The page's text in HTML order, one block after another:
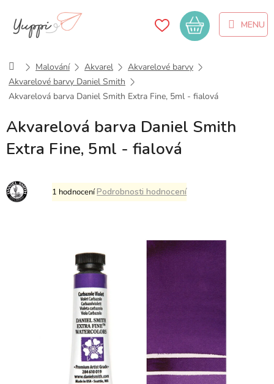
obsah
Nákupní
košík
DomůMalování Akvarel
Akvarelové barvy
Akvarelové barvy Daniel Smith
Akvarelová barva Daniel Smith Extra Fine, 5ml - fialová
Akvarelová barva Daniel Smith
Extra Fine, 5ml - fialová
Průměrné
hodnocení
hvězdiček.
1 hodnoceníPodrobnosti hodnocení